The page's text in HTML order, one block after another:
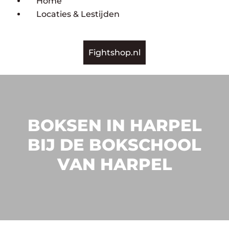
Locaties & Lestijden
Fightshop.nl
BOKSEN IN HARPEL
BIJ DE BOKSCHOOL
VAN HARPEL